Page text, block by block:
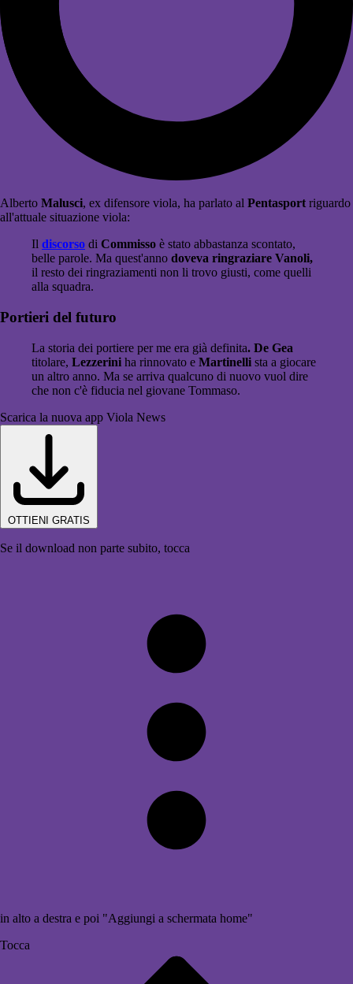
Alberto Malusci, ex difensore viola, ha parlato al Pentasportriguardo
all'attuale situazione viola:
Il discorso di Commisso è stato abbastanza scontato,
belle parole. Ma quest'anno doveva ringraziare Vanoli,
il resto dei ringraziamenti non li trovo giusti, come quelli
alla squadra.
Portieri del futuro
La storia dei portiere per me era già definita. De Gea
titolare, Lezzerini ha rinnovato e Martinelli sta a giocare
un altro anno. Ma se arriva qualcuno di nuovo vuol dire
che non c'è fiducia nel giovane Tommaso.
Scarica la nuova app Viola News
OTTIENI GRATIS
Se il download non parte subito, tocca
in alto a destra e poi "Aggiungi a schermata home"
Tocca